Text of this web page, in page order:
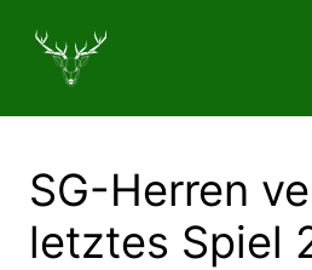
Inhalt
springen
SG-Herren
letztes Spiel